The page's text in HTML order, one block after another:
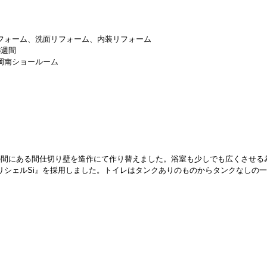
ーム、洗面リフォーム、内装リフォーム
間
南ショールーム
にある間仕切り壁を造作にて作り替えました。浴室も少しでも広くさせ
ェルSi』を採用しました。トイレはタンクありのものからタンクなし